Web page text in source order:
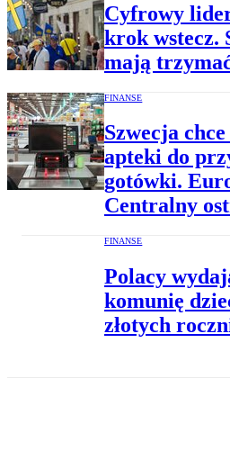
Cyfrowy
krok wstecz.
mają
FINANSE
Szwecja
apteki do
gotówki.
Centralny
FINANSE
Polacy
komunię
złotych